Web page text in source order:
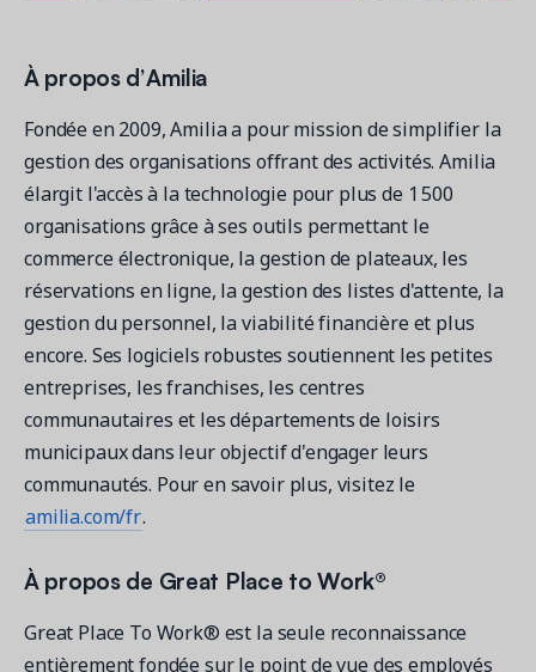
À propos d’Amilia
Fondée en 2009, Amilia a pour mission de simplifier la
gestion des organisations offrant des activités. Amilia
élargit l'accès à la technologie pour plus de 1 500
organisations grâce à ses outils permettant le
commerce électronique, la gestion de plateaux, les
réservations en ligne, la gestion des listes d'attente, la
gestion du personnel, la viabilité financière et plus
encore. Ses logiciels robustes soutiennent les petites
entreprises, les franchises, les centres
communautaires et les départements de loisirs
municipaux dans leur objectif d'engager leurs
communautés. Pour en savoir plus, visitez le
amilia.com/fr.
À propos de Great Place to Work®
Great Place To Work® est la seule reconnaissance
entièrement fondée sur le point de vue des employés